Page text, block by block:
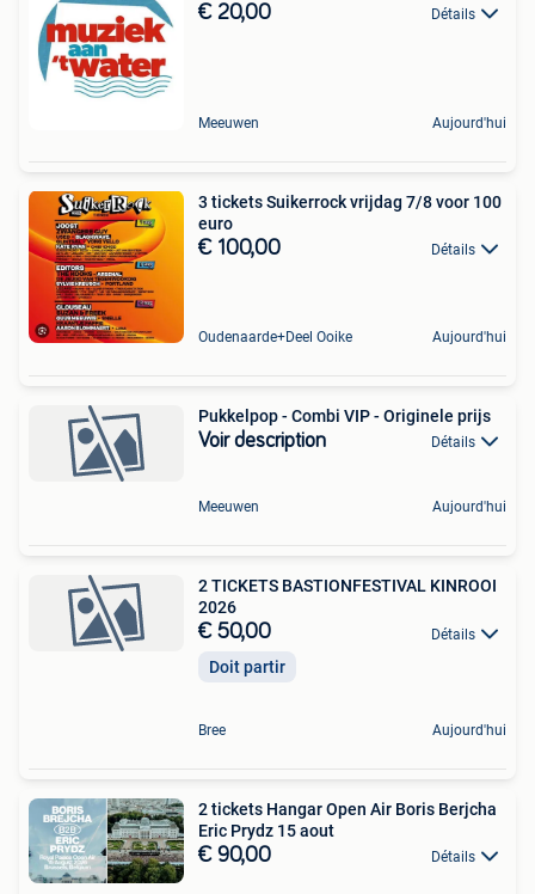
€ 20,00 Détails
Meeuwen Aujourd'hui
3 tickets Suikerrock vrijdag 7/8 voor 100
euro
€ 100,00 Détails
Oudenaarde+Deel Ooike Aujourd'hui
Pukkelpop - Combi VIP - Originele prijs
Voir description Détails
Meeuwen Aujourd'hui
2 TICKETS BASTIONFESTIVAL KINROOI
2026
€ 50,00 Détails
Doit partir
Bree Aujourd'hui
2 tickets Hangar Open Air Boris Berjcha
Eric Prydz 15 aout
€ 90,00 Détails